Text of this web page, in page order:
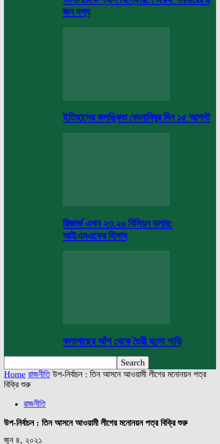
জন দগ্ধ
ইতিহাসের কলঙ্কিত বেদনাবিধুর দিন ১৫ আগস্ট
রিজার্ভ এখন ২৩.২৬ বিলিয়ন ডলার:
আইএমএফের হিসাব
কলাগাছের আঁশ থেকে তৈরী হলো শাড়ি
Home রাজনীতি উপ-নির্বাচন : তিন আসনে আওয়ামী লীগের মনোনয়ন পত্র
বিক্রি শুরু
রাজনীতি
উপ-নির্বাচন : তিন আসনে আওয়ামী লীগের মনোনয়ন পত্র বিক্রি শুরু
জুন ৪, ২০২১